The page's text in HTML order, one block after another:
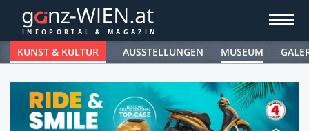
KUNST & KULTUR AUSSTELLUNGEN MUSEUM